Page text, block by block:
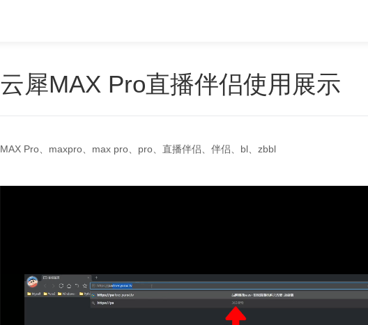
云犀MAX Pro直播伴侣使用展示
MAX Pro、maxpro、max pro、pro、直播伴侣、伴侣、bl、zbbl